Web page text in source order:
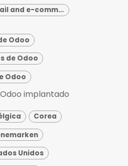
Wholesale, retail and e-commerce
Odoo
de Odoo
Odoo
implantado
Corea
Unidos